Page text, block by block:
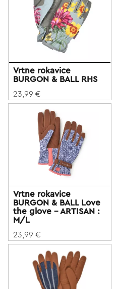
Vrtne rokavice
BURGON & BALL RHS
23,99 €
Vrtne rokavice
BURGON & BALL Love
the glove - ARTISAN :
M/L
23,99 €